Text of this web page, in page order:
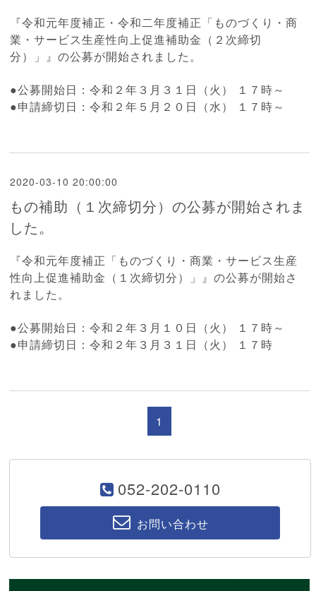
『令和元年度補正・令和二年度補正「ものづくり・商
業・サービス生産性向上促進補助金（２次締切
分）
」』の公募が開始されました。
●公募開始日：令和２年３月３１日（火） １７時～
●申請締切日：令和２年５月２０日（水） １７時～
2020-03-10 20:00:00
もの補助（１次締切分）の公募が開始されま
した。
『令和元年度補正「 ものづくり・商業・サービス生産
性向上促進補助金（１次締切分）
」』の公募が開始さ
れました。
●公募開始日：令和２年３月１０日（火） １７時～
●申請締切日：令和２年３月３１日（火） １７時
1
052-202-0110
お問い合わせ